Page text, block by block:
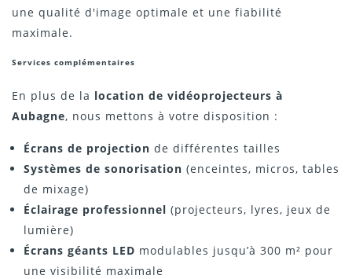
une qualité d'image optimale et une fiabilité
maximale.
Services complémentaires
En plus de la location de vidéoprojecteurs à
Aubagne, nous mettons à votre disposition :
Écrans de projection de différentes tailles
Systèmes de sonorisation (enceintes, micros, tables
de mixage)
Éclairage professionnel (projecteurs, lyres, jeux de
lumière)
Écrans géants LED modulables jusqu’à 300 m² pour
une visibilité maximale